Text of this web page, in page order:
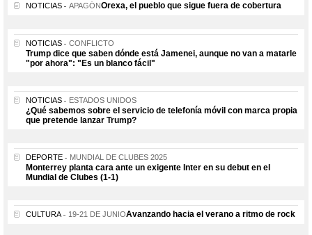
NOTICIAS APAGÓNOrexa, el pueblo que sigue fuera de cobertura
NOTICIAS CONFLICTO
Trump dice que saben dónde está Jamenei, aunque no van a matarle
"por ahora": "Es un blanco fácil"
NOTICIAS ESTADOS UNIDOS
¿Qué sabemos sobre el servicio de telefonía móvil con marca propia
que pretende lanzar Trump?
DEPORTE MUNDIAL DE CLUBES 2025
Monterrey planta cara ante un exigente Inter en su debut en el
Mundial de Clubes (1-1)
CULTURA 19-21 DE JUNIOAvanzando hacia el verano a ritmo de rock